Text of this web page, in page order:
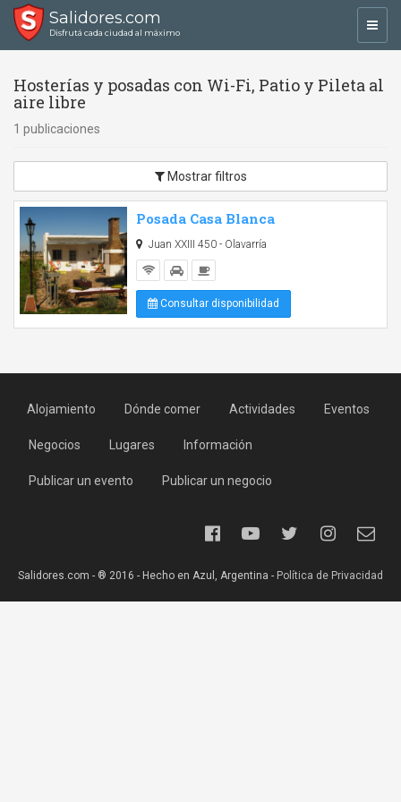
Salidores.com
Disfrutá cada ciudad al máximo
Hosterías y posadas con Wi-Fi, Patio y Pileta al
aire libre
1 publicaciones
Mostrar filtros
Posada Casa Blanca
Juan XXIII 450 - Olavarría
Consultar disponibilidad
Alojamiento Dónde comer Actividades Eventos
Negocios Lugares Información
Publicar un evento Publicar un negocio
Salidores.com - ® 2016 - Hecho en Azul, Argentina - Política de Privacidad